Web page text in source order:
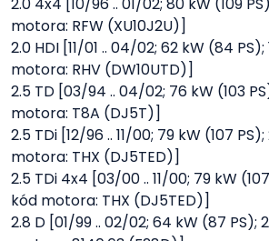
motora: RFW (XU10J2U)]
2.0 HDI [11/01 .. 04/02; 62 kW (84
motora: RHV (DW10UTD)]
2.5 TD [03/94 .. 04/02; 76 kW (103
motora: T8A (DJ5T)]
2.5 TDi [12/96 .. 11/00; 79 kW (107
motora: THX (DJ5TED)]
2.5 TDi 4x4 [03/00 .. 11/00; 79 kW
kód motora: THX (DJ5TED)]
2.8 D [01/99 .. 02/02; 64 kW (87 PS);